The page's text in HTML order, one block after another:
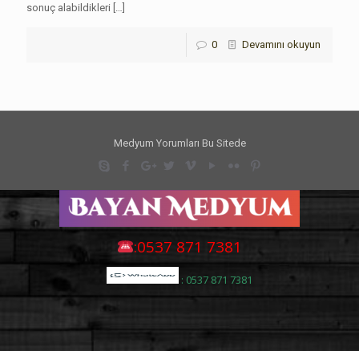
sonuç alabildikleri […]
0 Devamını okuyun
Medyum Yorumları Bu Sitede
:0537 871 7381
: 0537 871 7381